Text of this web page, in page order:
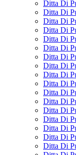
Ditta Di
Ditta Di
Ditta Di
Ditta Di
Ditta Di
Ditta Di
Ditta Di
Ditta Di
Ditta Di
Ditta Di
Ditta Di
Ditta Di
Ditta Di
Ditta Di
Ditta Di
Ditta Di
Ditta Di